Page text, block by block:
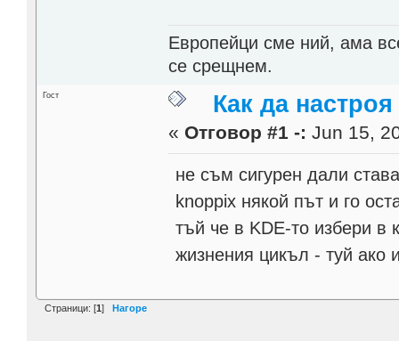
Европейци сме ний, ама
се срещнем.
Гост Как да
« Отговор #1 -: Jun 15,
не съм сигурен дали
knoppix някой път и го
тъй че в KDE-то избери в
жизнения цикъл - туй ако
Страници: [1] Нагоре